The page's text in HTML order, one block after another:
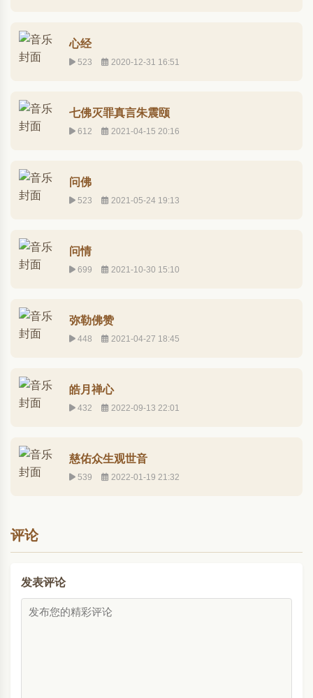
心经
523 2020-12-31 16:51
七佛灭罪真言朱震颐
612 2021-04-15 20:16
问佛
523 2021-05-24 19:13
问情
699 2021-10-30 15:10
弥勒佛赞
448 2021-04-27 18:45
皓月禅心
432 2022-09-13 22:01
慈佑众生观世音
539 2022-01-19 21:32
评论
发表评论